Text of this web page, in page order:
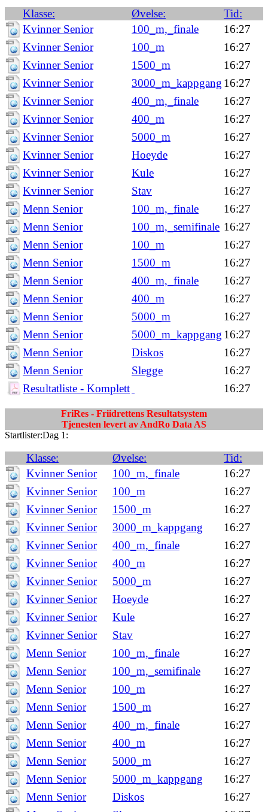
Klasse: Øvelse:
Tid:
Kvinner Senior
100_m,_finale
16:27
Kvinner Senior
100_m
16:27
Kvinner Senior
1500_m
16:27
Kvinner Senior
3000_m_kappgang 16:27
Kvinner Senior
400_m,_finale
16:27
Kvinner Senior
400_m
16:27
Kvinner Senior
5000_m
16:27
Kvinner Senior
Hoeyde
16:27
Kvinner Senior
Kule
16:27
Kvinner Senior
Stav
16:27
Menn Senior
100_m,_finale
16:27
Menn Senior
100_m,_semifinale 16:27
Menn Senior
100_m
16:27
Menn Senior
1500_m
16:27
Menn Senior
400_m,_finale
16:27
Menn Senior
400_m
16:27
Menn Senior
5000_m
16:27
Menn Senior
5000_m_kappgang 16:27
Menn Senior
Diskos
16:27
Menn Senior
Slegge
16:27
Resultatliste - Komplett
16:27
FriRes - Friidrettens Resultatsystem
Tjenesten levert av AndRo Data AS
Startlister:Dag 1:
Klasse: Øvelse:
Tid:
Kvinner Senior
100_m,_finale
16:27
Kvinner Senior
100_m
16:27
Kvinner Senior
1500_m
16:27
Kvinner Senior
3000_m_kappgang
16:27
Kvinner Senior
400_m,_finale
16:27
Kvinner Senior
400_m
16:27
Kvinner Senior
5000_m
16:27
Kvinner Senior
Hoeyde
16:27
Kvinner Senior
Kule
16:27
Kvinner Senior
Stav
16:27
Menn Senior
100_m,_finale
16:27
Menn Senior
100_m,_semifinale
16:27
Menn Senior
100_m
16:27
Menn Senior
1500_m
16:27
Menn Senior
400_m,_finale
16:27
Menn Senior
400_m
16:27
Menn Senior
5000_m
16:27
Menn Senior
5000_m_kappgang
16:27
Menn Senior
Diskos
16:27